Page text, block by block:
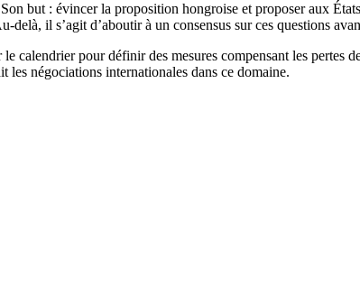
but : évincer la proposition hongroise et proposer aux
il s’agit d’aboutir à un consensus sur ces questions
calendrier pour définir des mesures compensant les pertes
les négociations internationales dans ce domaine.